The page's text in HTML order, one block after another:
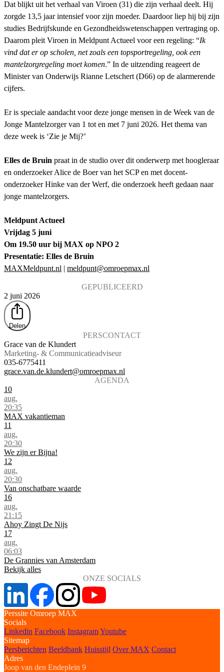
Dat blijkt uit het verhaal van Viroen (31) die zijn verhaal deelt. Hij
zorgde 13,5 jaar intensief voor zijn moeder. Daardoor liep hij bij zijn
studies Bedrijfskunde en Gezondheidswetenschappen vertraging op.
Daarom pleit Viroen in Meldpunt Actueel voor een regeling: “Ik
vind dat er op scholen, net zoals een topsportregeling, ook een
mantelzorgregeling moet komen.” In de uitzending reageert de
Minister van Onderwijs Rianne Letschert (D66) op de alarmerende
cijfers.
Er is speciale aandacht voor deze jonge mensen in de Week van de
Jonge Mantelzorger van 1 tot en met 7 juni 2026. Het thema van
deze week is ‘Zie je Mij?’
Elles de Bruin praat in de studio over dit onderwerp met hoogleraar
en onderzoeker Alice de Boer van het SCP en met docent-
onderzoeker Hinke van der Werf, die onderzoek heeft gedaan naar
jonge mantelzorgers.
Meldpunt Actueel
Vrijdag 5 juni
Om 19.50 uur bij MAX op NPO 2
Presentatie: Elles de Bruin
MAXMeldpunt.nl | meldpunt@omroepmax.nl
GEPUBLICEERD
2 juni 2026
Delen
PERSCONTACT
Grace van de Klundert
Marketing- & Communicatieadviseur
035-6775411
grace.van.de.klundert@omroepmax.nl
AGENDA
10
aug.
20:35
MAX vakantieman
11
aug.
20:30
We zijn er Bijna!
12
aug.
20:30
Van onschatbare waarde
16
aug.
21:15
Ahoy Zingt De Nijs
17
aug.
06:03
De Grannies van Amsterdam
Bekijk alles
ONZE SOCIALS
Perssite Omroep MAX
Socials
Linkedin Facebook InstagramYoutube
Sitemap
Persberichten Beeldbank Huisstijl Over MAX Contact
Adres
Joop van den Endeplein 9